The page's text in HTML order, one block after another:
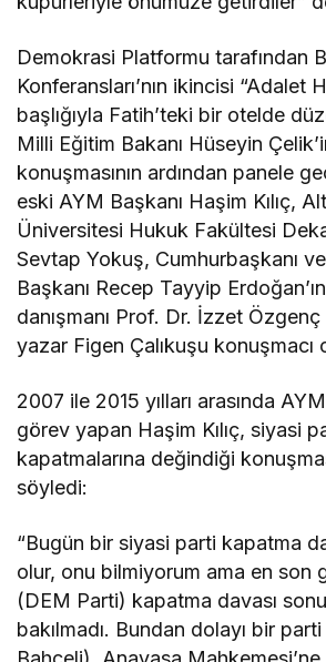
Demokrasi Platformu tarafından
Konferansları’nın ikincisi “Adalet
başlığıyla Fatih’teki bir otelde
Milli Eğitim Bakanı Hüseyin
konuşmasının ardından panele
eski AYM Başkanı Haşim Kılıç,
Üniversitesi Hukuk Fakültesi
Sevtap Yokuş, Cumhurbaşkanı
Başkanı Recep Tayyip
danışmanı Prof. Dr. İzzet
yazar Figen Çalıkuşu konuşmacı
2007 ile 2015 yılları arasında
görev yapan Haşim Kılıç, siyasi
kapatmalarına değindiği
söyledi:
“Bugün bir siyasi parti kapatma
olur, onu bilmiyorum ama en son
(DEM Parti) kapatma davası
bakılmadı. Bundan dolayı bir